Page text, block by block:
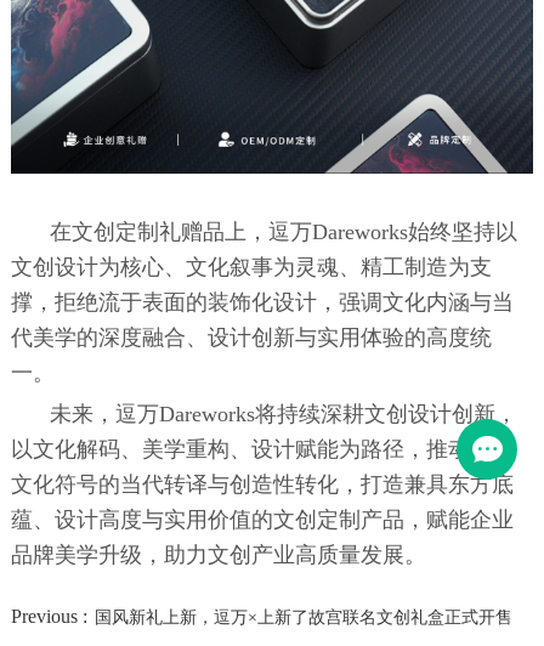
在文创定制礼赠品上，逗万Dareworks始终坚持以
文创设计为核心、文化叙事为灵魂、精工制造为支
撑，拒绝流于表面的装饰化设计，强调文化内涵与当
代美学的深度融合、设计创新与实用体验的高度统
一。
未来，逗万Dareworks将持续深耕文创设计创新，
以文化解码、美学重构、设计赋能为路径，推动传统
文化符号的当代转译与创造性转化，打造兼具东方底
蕴、设计高度与实用价值的文创定制产品，赋能企业
品牌美学升级，助力文创产业高质量发展。
Previous : 国风新礼上新，逗万×上新了故宫联名文创礼盒正式开售